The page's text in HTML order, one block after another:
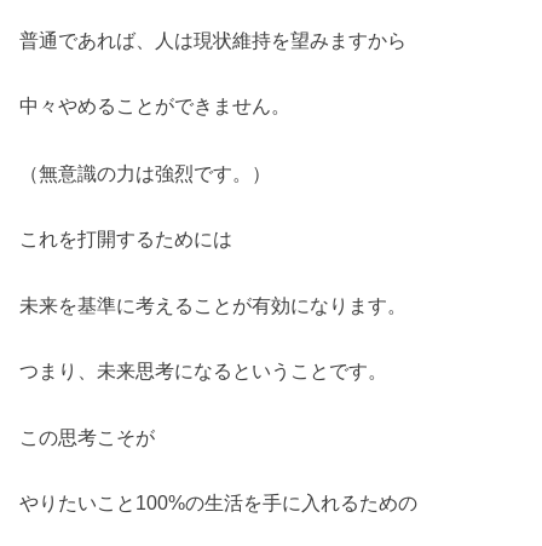
普通であれば、人は現状維持を望みますから
中々やめることができません。
（無意識の力は強烈です。）
これを打開するためには
未来を基準に考えることが有効になります。
つまり、未来思考になるということです。
この思考こそが
やりたいこと100%の生活を手に入れるための